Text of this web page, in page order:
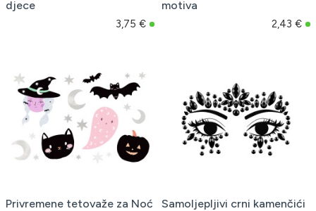
djece
3,75 €
motiva
2,43 €
Privremene tetovaže za Noć
Samoljepljivi crni kamenčići